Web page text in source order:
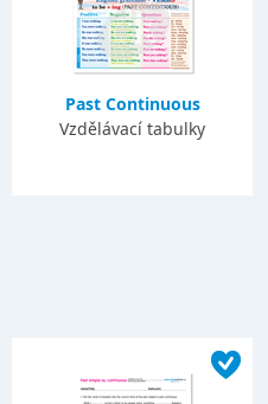
Past Continuous
Vzdělávací tabulky